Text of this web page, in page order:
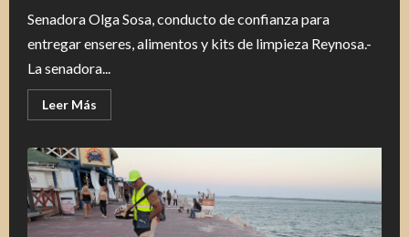
Senadora Olga Sosa, conducto de confianza para
entregar enseres, alimentos y kits de limpieza Reynosa.-
La senadora...
Leer Más
más
Industria
de
la
Maquila
de
Matamoros